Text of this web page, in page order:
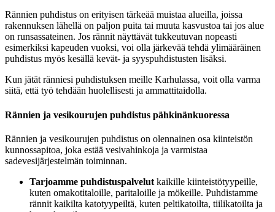
Rännien puhdistus on erityisen tärkeää muistaa alueilla, joissa
rakennuksen lähellä on paljon puita tai muuta kasvustoa tai jos alue
on runsassateinen. Jos rännit näyttävät tukkeutuvan nopeasti
esimerkiksi kapeuden vuoksi, voi olla järkevää tehdä ylimääräinen
puhdistus myös kesällä kevät- ja syyspuhdistusten lisäksi.
Kun jätät ränniesi puhdistuksen meille Karhulassa, voit olla varma
siitä, että työ tehdään huolellisesti ja ammattitaidolla.
Rännien ja vesikourujen puhdistus pähkinänkuoressa
Rännien ja vesikourujen puhdistus on olennainen osa kiinteistön
kunnossapitoa, joka estää vesivahinkoja ja varmistaa
sadevesijärjestelmän toiminnan.
Tarjoamme puhdistuspalvelut kaikille kiinteistötyypeille,
kuten omakotitaloille, paritaloille ja mökeille. Puhdistamme
rännit kaikilta katotyypeiltä, kuten peltikatoilta, tiilikatoilta ja